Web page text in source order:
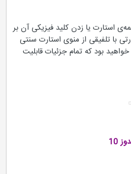
دکمه‌ی استارت یا زدن کلید فیزیکی آن بر
با تلفیقی از منوی استارت سنتی
7 و کاشی‌های زنده‌ی ویندوز 8 خواهید بود که تمام جزئیات قابلیت